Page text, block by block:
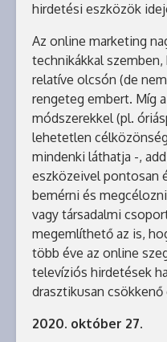
hirdetési eszközök
Az online marketing
technikákkal
relatíve olcsón (de
rengeteg embert. Míg
módszerekkel (pl.
lehetetlen
mindenki láthatja -,
eszközeivel pontosan
bemérni és
vagy társadalmi
megemlíthető az is,
több éve az online
televíziós hirdetések
drasztikusan csökkenő
2020. október 27.